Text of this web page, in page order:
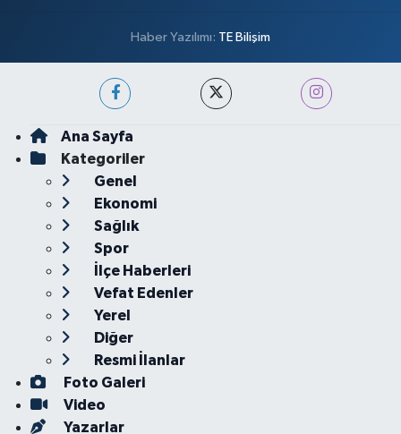
Haber Yazılımı: TE Bilişim
Ana Sayfa
Kategoriler
Genel
Ekonomi
Sağlık
Spor
İlçe Haberleri
Vefat Edenler
Yerel
Diğer
Resmi İlanlar
Foto Galeri
Video
Yazarlar